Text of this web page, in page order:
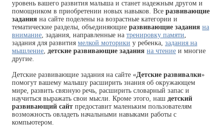
уровень вашего развития малыша и станет надежным другом и
помощником в приобретении новых навыков. Все развивающие
задания на сайте поделены на возрастные категории и
тематические разделы, объединяющие развивающие задания на
внимание, задания, направленные на тренировку памяти,
задания для развития мелкой моторики у ребенка, задания на
мышление, детские развивающие задания на чтение и многие
другие.
Детские развивающие задания на сайте «Детские развивалки»
помогут вашему малышу расширить знания об окружающем
мире, развить связную речь, расширить словарный запас и
научиться выражать свои мысли. Кроме этого, наш детский
развивающий сайт предоставит маленьким пользователям
возможность овладеть начальными навыками работы с
компьютером.